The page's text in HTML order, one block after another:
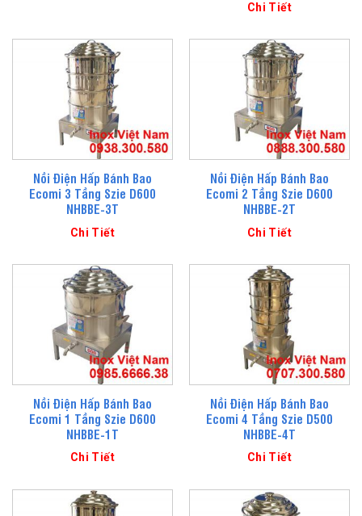
Chi Tiết
Nồi Điện Hấp Bánh Bao
Ecomi 3 Tầng Szie D600
NHBBE-3T
Chi Tiết
Nồi Điện Hấp Bánh Bao
Ecomi 2 Tầng Szie D600
NHBBE-2T
Chi Tiết
Nồi Điện Hấp Bánh Bao
Ecomi 1 Tầng Szie D600
NHBBE-1T
Chi Tiết
Nồi Điện Hấp Bánh Bao
Ecomi 4 Tầng Szie D500
NHBBE-4T
Chi Tiết